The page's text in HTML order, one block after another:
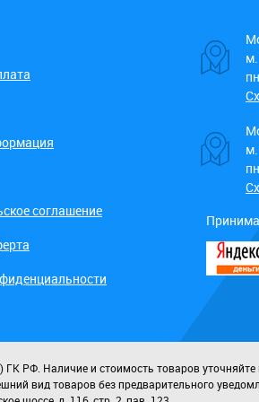
соглашение
РФ. Наличие и стоимость товаров
вид товаров без предварительного